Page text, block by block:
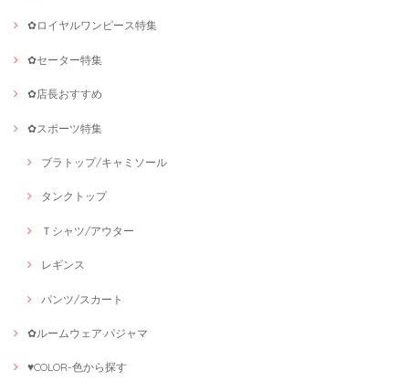
✿ロイヤルワンピース特集
✿セーター特集
✿店長おすすめ
✿スポーツ特集
ブラトップ/キャミソール
タンクトップ
Ｔシャツ/アウター
レギンス
パンツ/スカート
✿ルームウェア·パジャマ
♥COLOR-色から探す